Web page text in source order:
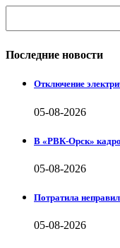
Последние новости
Отключение
05-08-2026
В «РВК-Орск»
05-08-2026
Потратила
05-08-2026